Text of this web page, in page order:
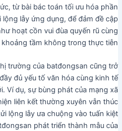
từ bài bác toán tối ưu hóa phần
lẫy ứng dụng, để đảm đề cập
hoạt cồn vui đùa quyến rũ cùng
tầm không trong thực tiễn.
trường của batđongsan cũng trở
đủ yếu tố văn hóa cùng kinh tế
Ví dụ, sự bùng phát của mạng xã
liên kết thường xuyên vẫn thúc
lộng lẫy ưa chuộng vào tuấn kiệt
phát triển thành mẫu của